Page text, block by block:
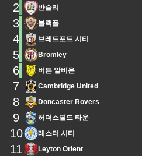
2 반슬리
3 블랙풀
4 브레드포드 시티
5 Bromley
6 버튼 알비온
7 Cambridge United
8 Doncaster Rovers
9 허더스필드 타운
10 레스터 시티
11 Leyton Orient